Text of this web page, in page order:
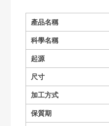
產品名稱
科學名稱
起源
尺寸
加工方式
保質期